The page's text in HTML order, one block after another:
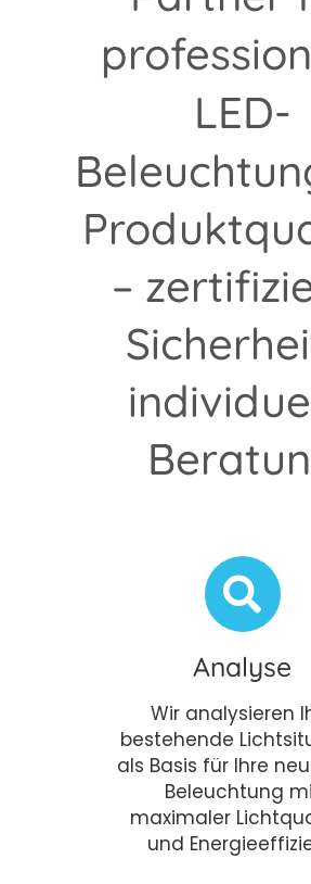
LED-
–
Analyse
Wir analysieren
bestehende
als Basis für Ihre
Beleuchtung
maximaler
und